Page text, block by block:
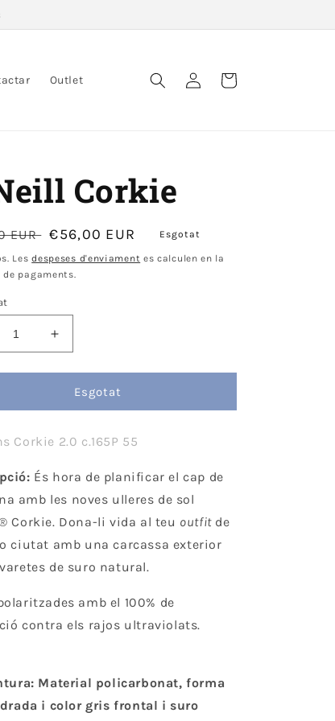
Outlet Accedir Cistell
Corkie
EUR Preu
d'oferta
€56,00 EUR Esgotat
Lesdespeses d'enviament es calculen en la
pagaments.
Augmenta
quantitat
per
O&#39;Neill
Corkie
Esgotat
Corkie 2.0 c.165P 55
És hora de planificar el cap de
amb les noves ulleres de sol
Corkie. Dona-li vida al teu outfitde
ciutat amb una carcassa exterior
de suro natural.
amb el 100% de
contra els rajos ultraviolats.
Material policarbonat, forma
i color gris frontal i suro